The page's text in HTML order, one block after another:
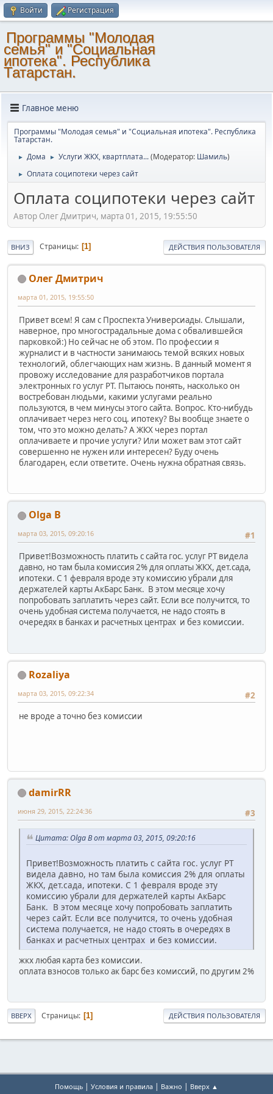
Войти Регистрация
Программы "Молодая
семья" и "Социальная
ипотека". Республика
Татарстан.
Главное меню
Программы "Молодая семья" и "Социальная ипотека". Республика
Татарстан.
► Дома ► Услуги ЖКХ, квартплата...(Модератор: Шамиль)
► Оплата соципотеки через сайт
Оплата соципотеки через сайт
Автор Олег Дмитрич, марта 01, 2015, 19:55:50
ВНИЗ Страницы 1 ДЕЙСТВИЯ ПОЛЬЗОВАТЕЛЯ
Олег Дмитрич
марта 01, 2015, 19:55:50
Привет всем! Я сам с Проспекта Универсиады. Слышали,
наверное, про многострадальные дома с обвалившейся
парковкой:) Но сейчас не об этом. По профессии я
журналист и в частности занимаюсь темой всяких новых
технологий, облегчающих нам жизнь. В данный момент я
провожу исследование для разработчиков портала
электронных го услуг РТ. Пытаюсь понять, насколько он
востребован людьми, какими услугами реально
пользуются, в чем минусы этого сайта. Вопрос. Кто-нибудь
оплачивает через него соц. ипотеку? Вы вообще знаете о
том, что это можно делать? А ЖКХ через портал
оплачиваете и прочие услуги? Или может вам этот сайт
совершенно не нужен или интересен? Буду очень
благодарен, если ответите. Очень нужна обратная связь.
Olga B
#1
марта 03, 2015, 09:20:16
Привет!Возможность платить с сайта гос. услуг РТ видела
давно, но там была комиссия 2% для оплаты ЖКХ, дет.сада,
ипотеки. С 1 февраля вроде эту комиссию убрали для
держателей карты АкБарс Банк. В этом месяце хочу
попробовать заплатить через сайт. Если все получится, то
очень удобная система получается, не надо стоять в
очередях в банках и расчетных центрах и без комиссии.
Rozaliyа
#2
марта 03, 2015, 09:22:34
не вроде а точно без комиссии
damirRR
#3
июня 29, 2015, 22:24:36
Цитата: Olga B от марта 03, 2015, 09:20:16
Привет!Возможность платить с сайта гос. услуг РТ
видела давно, но там была комиссия 2% для оплаты
ЖКХ, дет.сада, ипотеки. С 1 февраля вроде эту
комиссию убрали для держателей карты АкБарс
Банк. В этом месяце хочу попробовать заплатить
через сайт. Если все получится, то очень удобная
система получается, не надо стоять в очередях в
банках и расчетных центрах и без комиссии.
жкх любая карта без комиссии.
оплата взносов только ак барс без комиссий, по другим 2%
ВВЕРХ Страницы 1 ДЕЙСТВИЯ ПОЛЬЗОВАТЕЛЯ
Помощь | Условия и правила | Важно | Вверх ▲